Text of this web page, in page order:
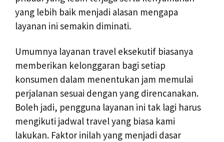
yang lebih baik menjadi alasan mengapa
layanan ini semakin diminati.
Umumnya layanan travel eksekutif biasanya
memberikan kelonggaran bagi setiap
konsumen dalam menentukan jam memulai
perjalanan sesuai dengan yang direncanakan.
Boleh jadi, pengguna layanan ini tak lagi harus
mengikuti jadwal travel yang biasa kami
lakukan. Faktor inilah yang menjadi dasar